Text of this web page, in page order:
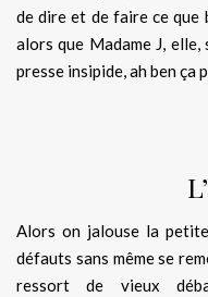
de dire et de faire ce que
alors que Madame J,
presse insipide, ah ben ça
Alors on jalouse la
défauts sans même se
ressort de vieux